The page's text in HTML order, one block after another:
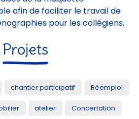
chantier participatif Réemploi
atelier
Atelier Urbanisme transitoire
Aménagement intérieur